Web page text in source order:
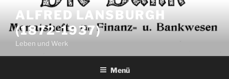
Inhalt
springen
ALFRED LANSBURGH
(1872-1937)
Leben und Werk
Menü